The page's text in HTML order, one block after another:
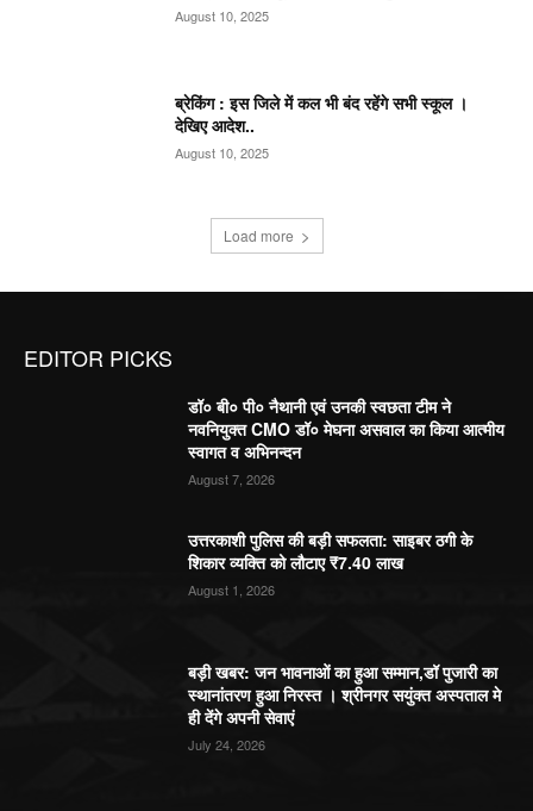
August 10, 2025
ब्रेकिंग : इस जिले में कल भी बंद रहेंगे सभी स्कूल ।
देखिए आदेश..
August 10, 2025
Load more
EDITOR PICKS
डॉ० बी० पी० नैथानी एवं उनकी स्वछता टीम ने
नवनियुक्त CMO डॉ० मेघना असवाल का किया आत्मीय
स्वागत व अभिनन्दन
August 7, 2026
उत्तरकाशी पुलिस की बड़ी सफलता: साइबर ठगी के
शिकार व्यक्ति को लौटाए ₹7.40 लाख
August 1, 2026
बड़ी खबर: जन भावनाओं का हुआ सम्मान,डॉ पुजारी का
स्थानांतरण हुआ निरस्त । श्रीनगर सयुंक्त अस्पताल मे
ही देंगे अपनी सेवाएं
July 24, 2026